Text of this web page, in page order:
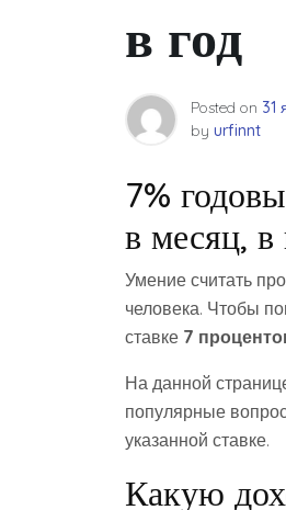
в год
Posted on 31
by urfinnt
7%
в месяц, в
Умение считать
человека. Чтобы
ставке 7
На данной
популярные
указанной ставке.
Какую